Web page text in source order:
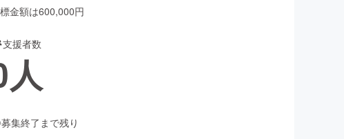
スケア
金額は600,000円
支援者数
人
募集終了まで残り